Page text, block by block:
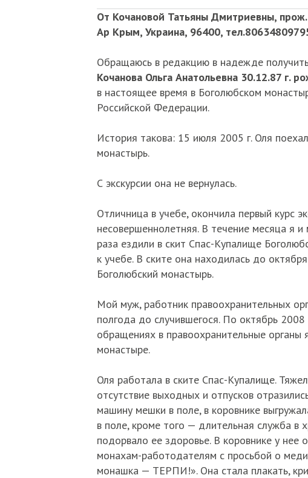
От Кочановой Татьяны Дмитриевны,
Ар Крым, Украина, 96400,
Обращаюсь в редакцию в надежде
Кочанова Ольга Анатольевна 30.12.87 г.
в настоящее время в Боголюбском
Российской Федерации.
История такова: 15 июля 2005 г. Оля
монастырь.
С экскурсии она не вернулась.
Отличница в учебе, окончила первый курс
несовершеннолетняя. В течение месяца я
раза ездили в скит Спас-Купалище
к учебе. В ските она находилась до
Боголюбский монастырь.
Мой муж, работник правоохранительных
полгода до случившегося. По октябрь
обращениях в правоохранительные органы
монастыре.
Оля работала в ските Спас-Купалище.
отсутствие выходных и отпусков
машину мешки в поле, в коровнике
в поле, кроме того — длительная служба в
подорвало ее здоровье. В коровнике у нее
монахам-работодателям с просьбой о
монашка — ТЕРПИ!». Она стала плакать,